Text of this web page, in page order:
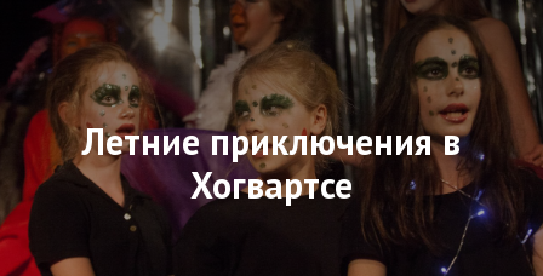
Летние приключения в
Хогвартсе